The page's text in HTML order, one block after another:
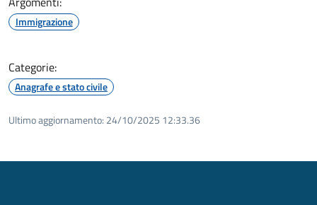
Immigrazione
Categorie:
Anagrafe e stato civile
Ultimo aggiornamento: 24/10/2025 12:33.36